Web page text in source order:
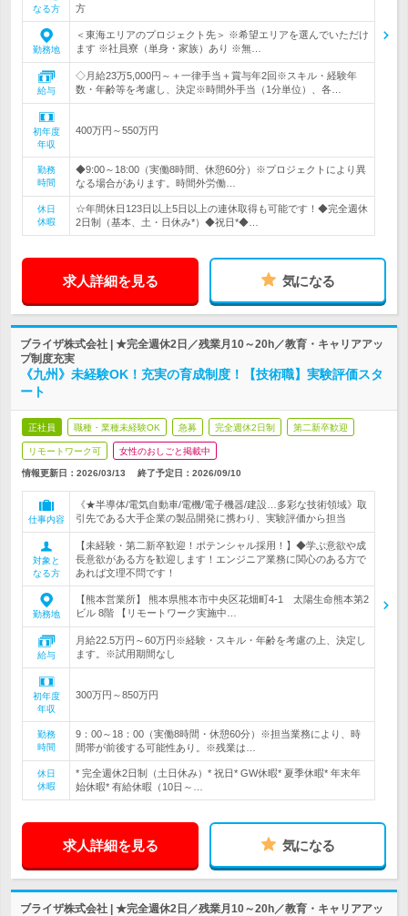
なる方
方
勤務地
＜東海エリアのプロジェクト先＞ ※希望エリアを選んでいただけ
ます ※社員寮（単身・家族）あり ※無…
給与
◇月給23万5,000円～＋一律手当＋賞与年2回※スキル・経験年
数・年齢等を考慮し、決定※時間外手当（1分単位）、各…
初年度
年収
400万円～550万円
勤務
時間
◆9:00～18:00（実働8時間、休憩60分）※プロジェクトにより異
なる場合があります。時間外労働…
休日
休暇
☆年間休日123日以上5日以上の連休取得も可能です！◆完全週休
2日制（基本、土・日休み*）◆祝日*◆…
求人詳細を見る 気になる
ブライザ株式会社 | ★完全週休2日／残業月10～20h／教育・キャリアアッ
プ制度充実
《九州》未経験OK！充実の育成制度！【技術職】実験評価スタ
ート
正社員 職種・業種未経験OK 急募 完全週休2日制 第二新卒歓迎
リモートワーク可 女性のおしごと掲載中
情報更新日：2026/03/13 終了予定日： 2026/09/10
仕事内容
《★半導体/電気自動車/電機/電子機器/建設…多彩な技術領域》取
引先である大手企業の製品開発に携わり、実験評価から担当
対象と
なる方
【未経験・第二新卒歓迎！ポテンシャル採用！】◆学ぶ意欲や成
長意欲がある方を歓迎します！エンジニア業務に関心のある方で
あれば文理不問です！
勤務地
【熊本営業所】 熊本県熊本市中央区花畑町4-1 太陽生命熊本第2
ビル 8階 【リモートワーク実施中…
給与
月給22.5万円～60万円※経験・スキル・年齢を考慮の上、決定し
ます。※試用期間なし
初年度
年収
300万円～850万円
勤務
時間
9：00～18：00（実働8時間・休憩60分）※担当業務により、時
間帯が前後する可能性あり。※残業は…
休日
休暇
* 完全週休2日制（土日休み）* 祝日* GW休暇* 夏季休暇* 年末年
始休暇* 有給休暇（10日～…
求人詳細を見る 気になる
ブライザ株式会社 | ★完全週休2日／残業月10～20h／教育・キャリアアッ